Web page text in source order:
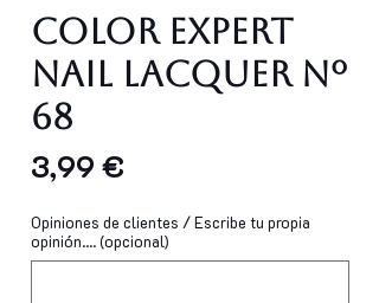
Color Expert
Nail Lacquer Nº
68
3,99 €
Opiniones de clientes / Escribe tu propia
opinión.... (opcional)